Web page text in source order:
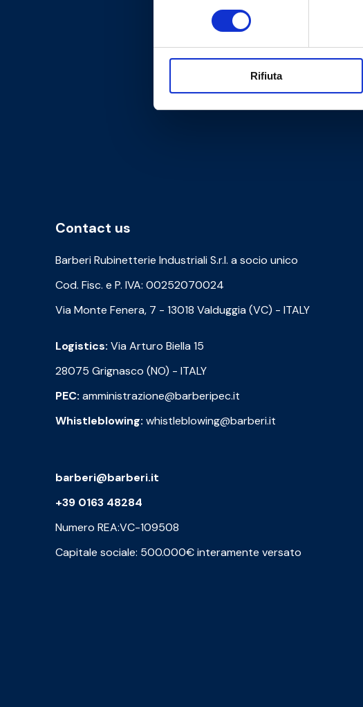
Rifiuta
Contact us
Barberi Rubinetterie Industriali S.r.l. a socio unico
Cod. Fisc. e P. IVA: 00252070024
Via Monte Fenera, 7 - 13018 Valduggia (VC) - ITALY
Logistics: Via Arturo Biella 15
28075 Grignasco (NO) - ITALY
PEC: amministrazione@barberipec.it
Whistleblowing: whistleblowing@barberi.it
barberi@barberi.it
+39 0163 48284
Numero REA:VC-109508
Capitale sociale: 500.000€ interamente versato